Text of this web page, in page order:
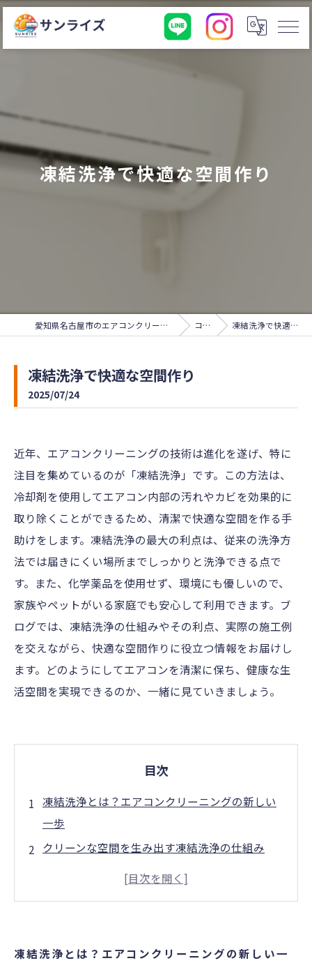
凍結洗浄で快適な空間作り
愛知県名古屋市のエアコンクリーニングならサンライズ コラム 凍結洗浄で快適な空間作り
凍結洗浄で快適な空間作り
2025/07/24
近年、エアコンクリーニングの技術は進化を遂げ、特に
注目を集めているのが「凍結洗浄」です。この方法は、
冷却剤を使用してエアコン内部の汚れやカビを効果的に
取り除くことができるため、清潔で快適な空間を作る手
助けをします。凍結洗浄の最大の利点は、従来の洗浄方
法では届きにくい場所までしっかりと洗浄できる点で
す。また、化学薬品を使用せず、環境にも優しいので、
家族やペットがいる家庭でも安心して利用できます。ブ
ログでは、凍結洗浄の仕組みやその利点、実際の施工例
を交えながら、快適な空間作りに役立つ情報をお届けし
ます。どのようにしてエアコンを清潔に保ち、健康な生
活空間を実現できるのか、一緒に見ていきましょう。
目次
凍結洗浄とは？エアコンクリーニングの新しい
一歩
クリーンな空間を生み出す凍結洗浄の仕組み
化学薬品なしで安心！環境に優しい洗浄方法の
家族とペットを守るために選びたいエアコンク
凍結洗浄とは？エアコンクリーニングの新しい一